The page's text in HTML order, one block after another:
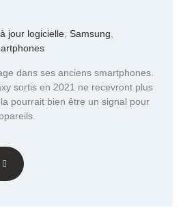
jour logicielle Samsung
dans ses anciens smartphones.
sortis en 2021 ne recevront plus
pourrait bien être un signal pour